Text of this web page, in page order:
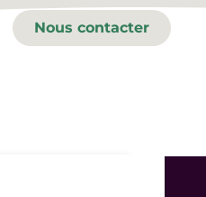
Nous contacter